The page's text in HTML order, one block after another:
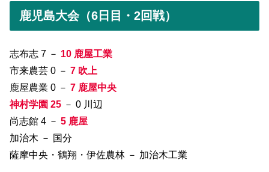
鹿児島大会（6日目・2回戦）
志布志 7 － 10 鹿屋工業
市来農芸 0 － 7 吹上
鹿屋農業 0 － 7 鹿屋中央
神村学園 25 － 0 川辺
尚志館 4 － 5 鹿屋
加治木 － 国分
薩摩中央・鶴翔・伊佐農林 － 加治木工業